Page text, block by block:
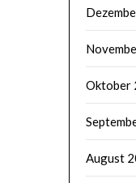
Oktober
August